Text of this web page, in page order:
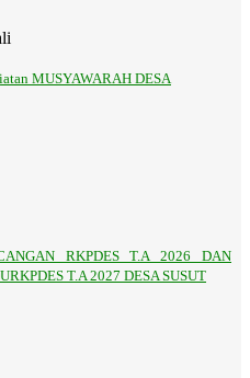
MUSYAWARAH DESA
RKPDES T.A 2026 DAN
T.A 2027 DESA SUSUT